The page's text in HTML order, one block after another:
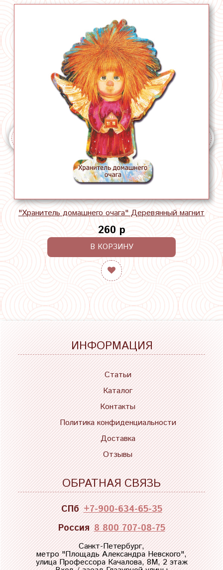
"Хранитель домашнего очага" Деревянный магнит
260 р
В КОРЗИНУ
ИНФОРМАЦИЯ
Статьи
Каталог
Контакты
Политика конфиденциальности
Доставка
Отзывы
ОБРАТНАЯ СВЯЗЬ
СПб +7-900-634-65-35
Россия 8 800 707-08-75
Санкт-Петербург,
метро "Площадь Александра Невского",
улица Профессора Качалова, 8М, 2 этаж